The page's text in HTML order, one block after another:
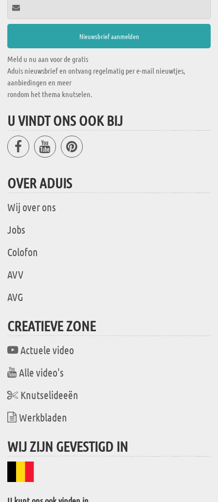
Meld u nu aan voor de gratis
Aduis nieuwsbrief en ontvang regelmatig per e-mail nieuwtjes,
aanbiedingen en meer
rondom het thema knutselen.
U VINDT ONS OOK BIJ
OVER ADUIS
Wij over ons
Jobs
Colofon
AVV
AVG
CREATIEVE ZONE
Actuele video
Alle video's
Knutselideeën
Werkbladen
WIJ ZIJN GEVESTIGD IN